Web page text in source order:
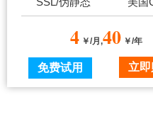
4 ￥/月,40 ￥/年
免费试用 立